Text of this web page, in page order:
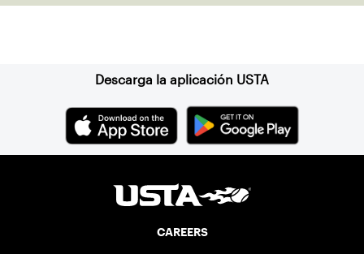
Descarga la aplicación USTA
CAREERS